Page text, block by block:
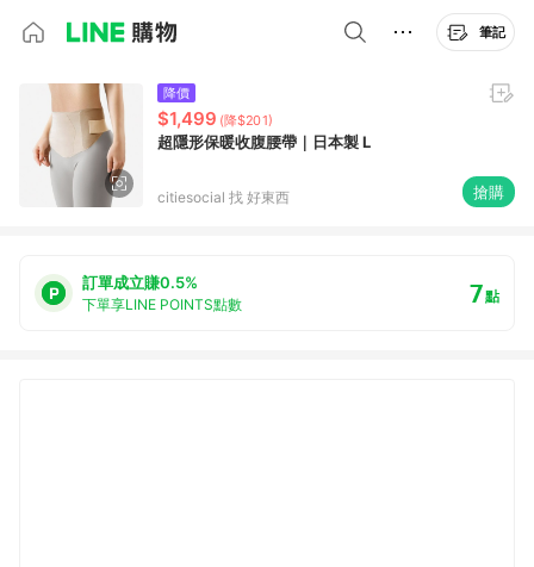
筆記
降價
$1,499 (降$201)
超隱形保暖收腹腰帶｜日本製 L
citiesocial 找 好東西 搶購
訂單成立賺0.5%
下單享LINE POINTS點數 7點